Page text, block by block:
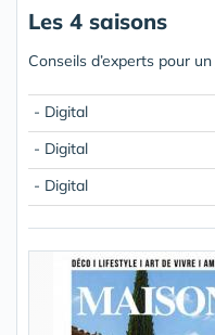
Les 4 saisons
Conseils d’experts pour
- Digital
- Digital
- Digital